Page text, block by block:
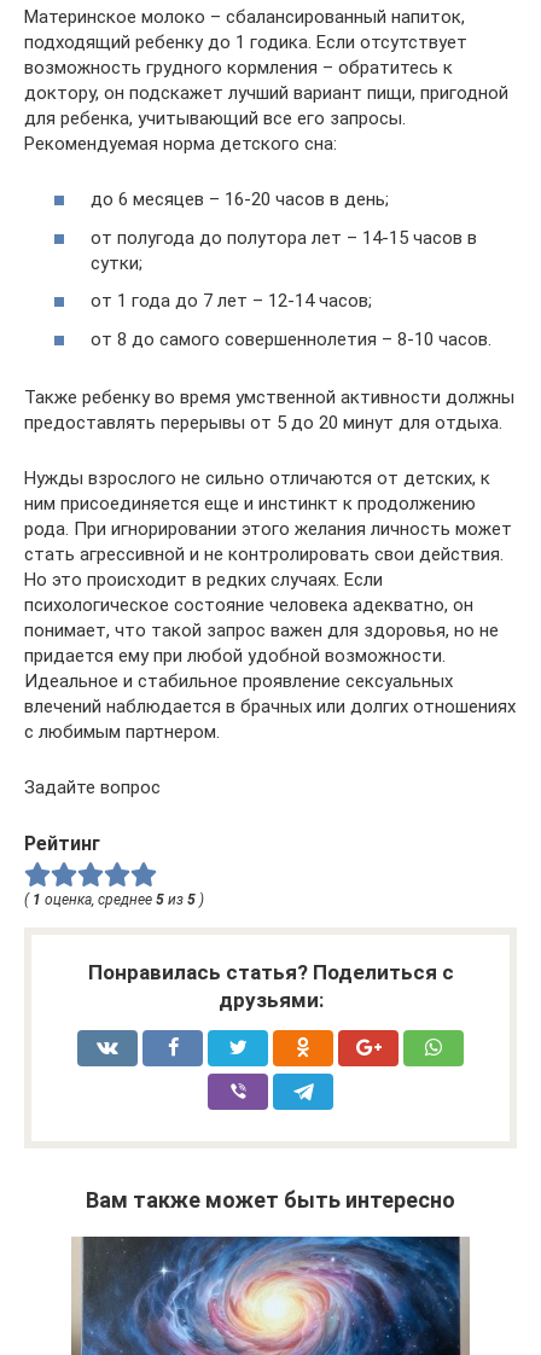
Материнское молоко – сбалансированный напиток,
подходящий ребенку до 1 годика. Если отсутствует
возможность грудного кормления – обратитесь к
доктору, он подскажет лучший вариант пищи, пригодной
для ребенка, учитывающий все его запросы.
Рекомендуемая норма детского сна:
до 6 месяцев – 16-20 часов в день;
от полугода до полутора лет – 14-15 часов в
сутки;
от 1 года до 7 лет – 12-14 часов;
от 8 до самого совершеннолетия – 8-10 часов.
Также ребенку во время умственной активности должны
предоставлять перерывы от 5 до 20 минут для отдыха.
Нужды взрослого не сильно отличаются от детских, к
ним присоединяется еще и инстинкт к продолжению
рода. При игнорировании этого желания личность может
стать агрессивной и не контролировать свои действия.
Но это происходит в редких случаях. Если
психологическое состояние человека адекватно, он
понимает, что такой запрос важен для здоровья, но не
придается ему при любой удобной возможности.
Идеальное и стабильное проявление сексуальных
влечений наблюдается в брачных или долгих отношениях
с любимым партнером.
Задайте вопрос
Рейтинг
( 1 оценка, среднее 5 из 5 )
Понравилась статья? Поделиться с
друзьями:
Вам также может быть интересно